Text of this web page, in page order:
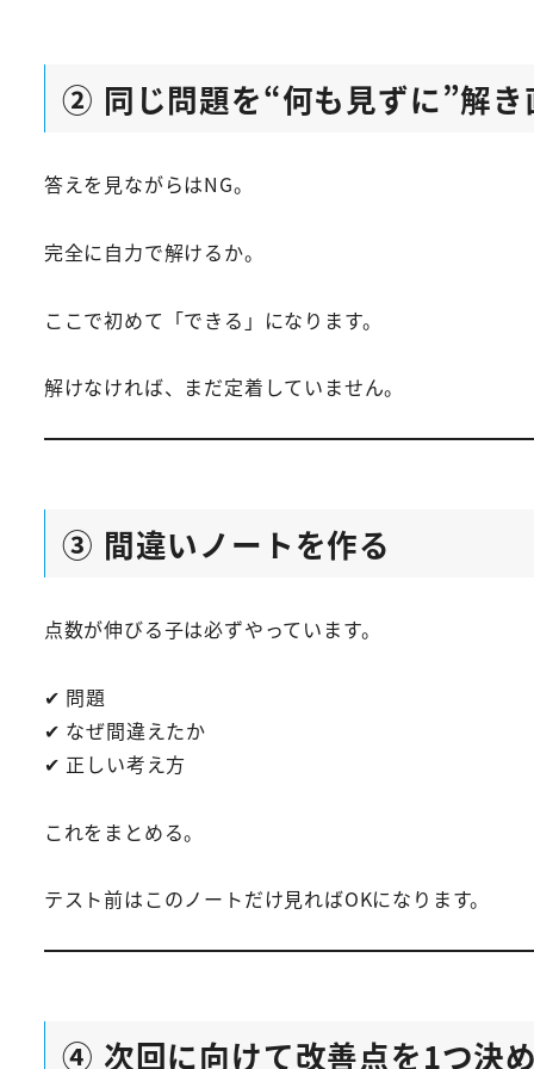
② 同じ問題を“何も見ずに”解き
答えを見ながらはNG。
完全に自力で解けるか。
ここで初めて「できる」になります。
解けなければ、まだ定着していません。
③ 間違いノートを作る
点数が伸びる子は必ずやっています。
✔ 問題
✔ なぜ間違えたか
✔ 正しい考え方
これをまとめる。
テスト前はこのノートだけ見ればOKになります。
④ 次回に向けて改善点を1つ決